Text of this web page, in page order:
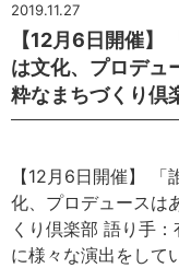
2019.11.27
【12月6日開催】
は文化、プロデュ
粋なまちづくり倶
【12月6日開催】
化、プロデュースは
くり倶楽部 語り手
に様々な演出をして